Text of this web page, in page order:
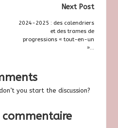
Next Post
2024-2025 : des calendriers
et des trames de
progressions « tout-en-un
»…
you start the discussion?
commentaire